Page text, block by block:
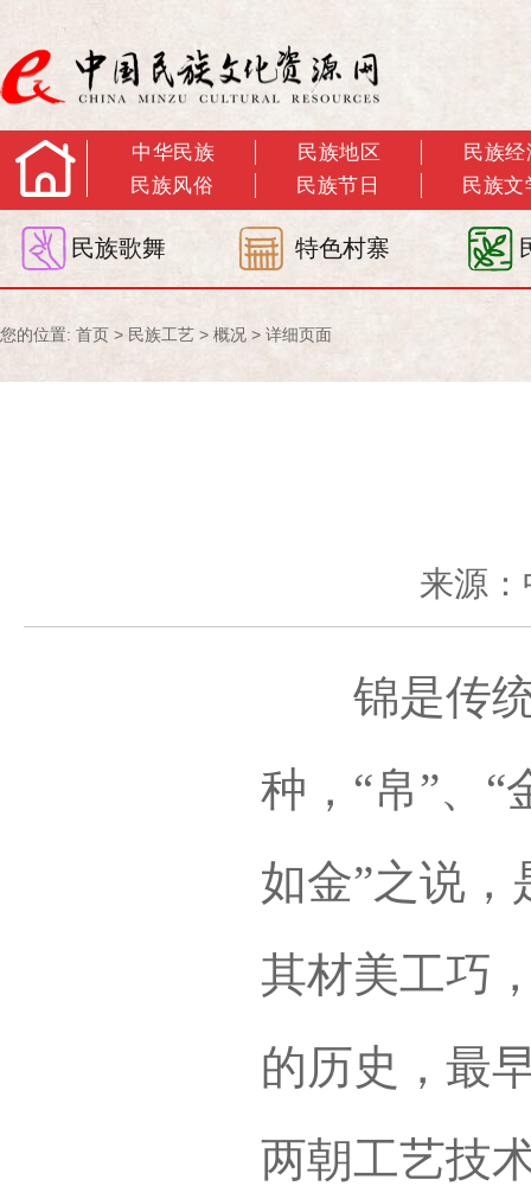
中华民族 民族地区
民族经
民族风俗
民族节日 民族文
民族歌舞 特色村寨
您的位置: 首页 > 民族工艺 > 概况 > 详细页面
来源
锦是传统
种，“帛”、“
如金”之说
其材美工巧
的历史，最
两朝工艺技